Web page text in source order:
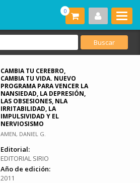
0
CAMBIA TU CEREBRO,
CAMBIA TU VIDA. NUEVO
PROGRAMA PARA VENCER LA
NANSIEDAD, LA DEPRESIÓN,
LAS OBSESIONES, NLA
IRRITABILIDAD, LA
IMPULSIVIDAD Y EL
NERVIOSISMO
AMEN, DANIEL G.
Editorial:
EDITORIAL SIRIO
Año de edición:
2011